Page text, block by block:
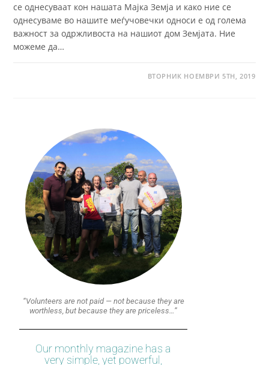
се однесуваат кон нашaта Мајка Земја и како ние се
однесуваме во нашите меѓучовечки односи е од голема
важност за одржливоста на нашиот дом Земјата. Ние
можеме да…
ВТОРНИК НОЕМВРИ 5TH, 2019
“Volunteers are not paid — not because they are
worthless, but because they are priceless…”
Our monthly magazine has a
very simple, yet powerful,